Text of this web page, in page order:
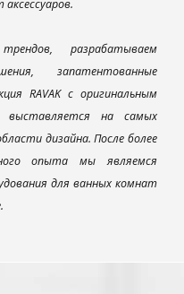
разрабатываем
запатентованные
RAVAK с оригинальным
выставляется на самых
дизайна. После более
опыта мы являемся
для ванных комнат